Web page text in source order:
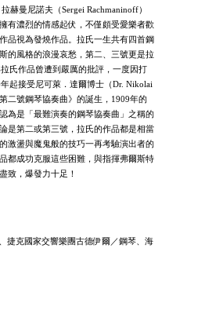
赫曼尼諾夫（Sergei Rachmaninoff）
有濃烈的情感起伏，不僅頗受愛樂者歡
品視為發燒作品。拉氏一生共有四首鋼
的風格的浪漫哀愁，第二、三號更是拉
氏作品曾遭到嚴厲的批評，一度因打
起接受尼可萊．達爾博士（Dr. Nikolai
二號鋼琴協奏曲》的誕生，1909年的
為是「最難演奏的鋼琴協奏曲」之稱的
是第二或第三號，拉氏的作品都是相當
激盪與魔鬼般的技巧一再考驗演出者的
都成功克服這些困難，與指揮弗爾斯特
致，爆發力十足！
捷克國家交響樂團古德伊爾／鋼琴、海